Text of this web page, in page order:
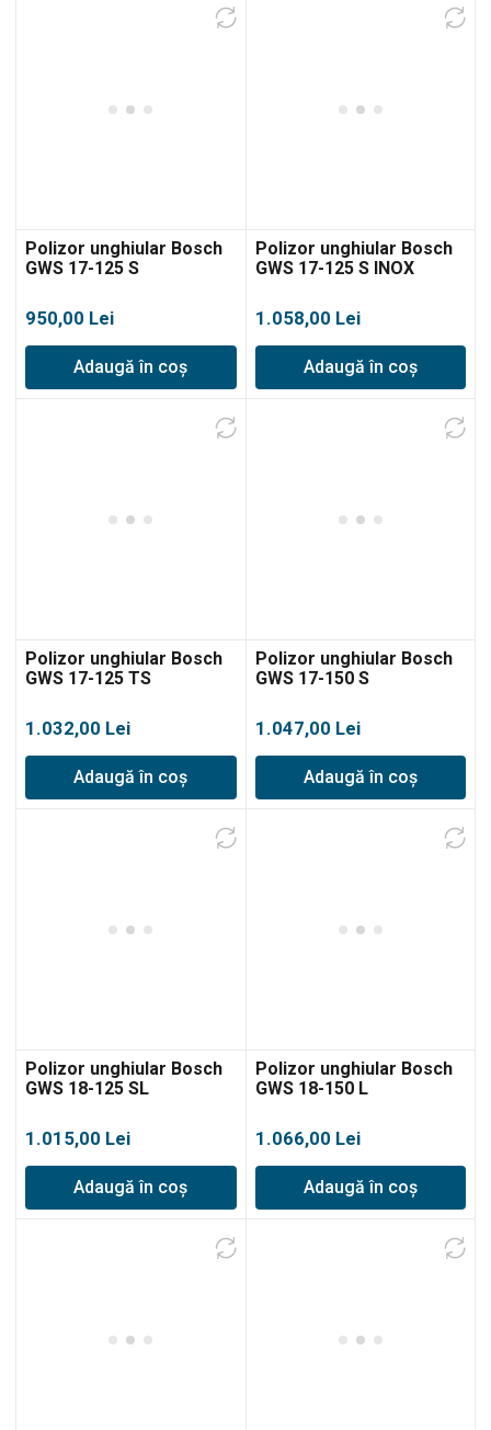
Polizor unghiular Bosch
GWS 17-125 S
950,00 Lei
Adaugă în coș
Polizor unghiular Bosch
GWS 17-125 S INOX
1.058,00 Lei
Adaugă în coș
Polizor unghiular Bosch
GWS 17-125 TS
1.032,00 Lei
Adaugă în coș
Polizor unghiular Bosch
GWS 17-150 S
1.047,00 Lei
Adaugă în coș
Polizor unghiular Bosch
GWS 18-125 SL
1.015,00 Lei
Adaugă în coș
Polizor unghiular Bosch
GWS 18-150 L
1.066,00 Lei
Adaugă în coș